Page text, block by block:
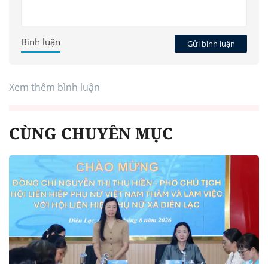
Gửi bình luận
Bình luận
Xem thêm bình luận
CÙNG CHUYÊN MỤC